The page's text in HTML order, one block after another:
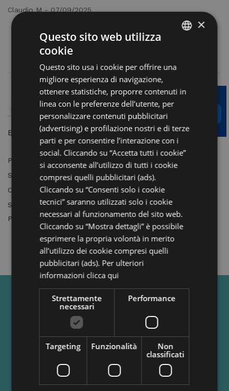
Claudio M - 07/09/2025
Eccellente
Pulizia
Staff
Comfort
Servizi
Posizione
VEDI TUTTE LE OPINIONI
via Carducci, 125
ENGLISH
FRENCH
×
Questo sito web utilizza
cookie
Questo sito usa i cookie per offrire una
migliore esperienza di navigazione,
ottenere statistiche, proporre contenuti in
linea con le preferenze dell’utente, per
personalizzare contenuti pubblicitari
(advertising) e profilazione nostri e di terze
parti e per consentire l’interazione con i
social. Cliccando su “Accetta tutti i cookie”
si acconsente all’utilizzo di tutti i cookie
compresi quelli pubblicitari (ads).
Cliccando su “Consenti solo i cookie
tecnici” saranno utilizzati solo i cookie
necessari al funzionamento del sito web.
Cliccando su “Mostra dettagli” è possibile
esprimere la propria volontà in merito
all’utilizzo dei cookie compresi quelli
pubblicitari (ads). Per ulteriori
informazioni clicca qui
Strettamente
necessari
Performance
Targeting Funzionalità
Non
classificati